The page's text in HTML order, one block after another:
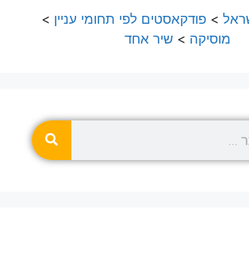
>פודקאסטים לפי תחומי עניין >
מוסיקה > שיר אחד